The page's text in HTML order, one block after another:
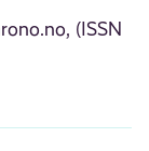
(ISSN